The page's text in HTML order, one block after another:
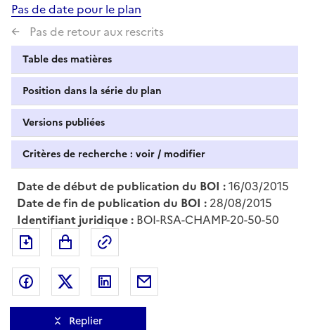
Pas de date pour le plan
Pas de retour aux rescrits
Table des matières
Position dans la série du plan
Versions publiées
Critères de recherche : voir / modifier
Date de début de publication du BOI :16/03/2015
Date de fin de publication du BOI : 28/08/2015
Identifiant juridique : BOI-RSA-CHAMP-20-50-50
Exporter le document au format pdf
Partager sur Facebook
Partager sur Twitter
Partager sur LinkedIn
Replier